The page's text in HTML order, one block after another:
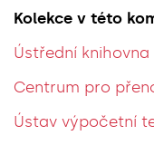
Kolekce v této
Ústřední knihovna
Centrum pro
Ústav výpočetní